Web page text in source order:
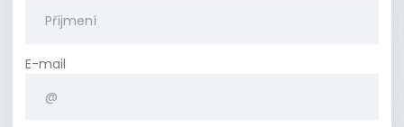
E-mail